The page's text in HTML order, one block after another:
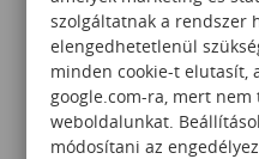
165 000
szolgáltatnak a rendszer
elengedhetetlenül
minden cookie-t elutasít,
google.com-ra, mert
weboldalunkat.
módosítani az